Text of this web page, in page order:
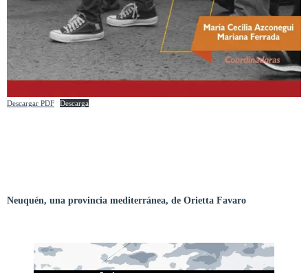
Descargar PDF Descarga
Neuquén, una provincia mediterránea, de Orietta Favaro